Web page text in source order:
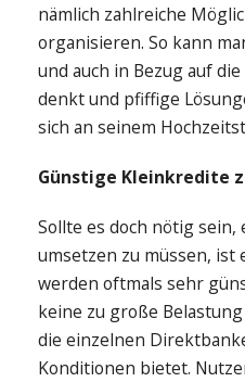
nämlich zahlreiche
organisieren. So kann
und auch in Bezug auf
denkt und pfiffige
sich an seinem
Günstige Kleinkredite
Sollte es doch nötig
umsetzen zu müssen, ist
werden oftmals sehr
keine zu große
die einzelnen
Konditionen bietet.